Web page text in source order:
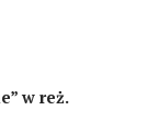
w reż.